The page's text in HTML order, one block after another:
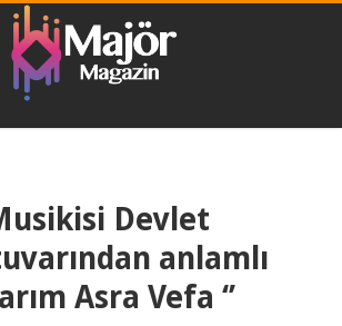
Devlet
anlamlı
Asra Vefa ‘’